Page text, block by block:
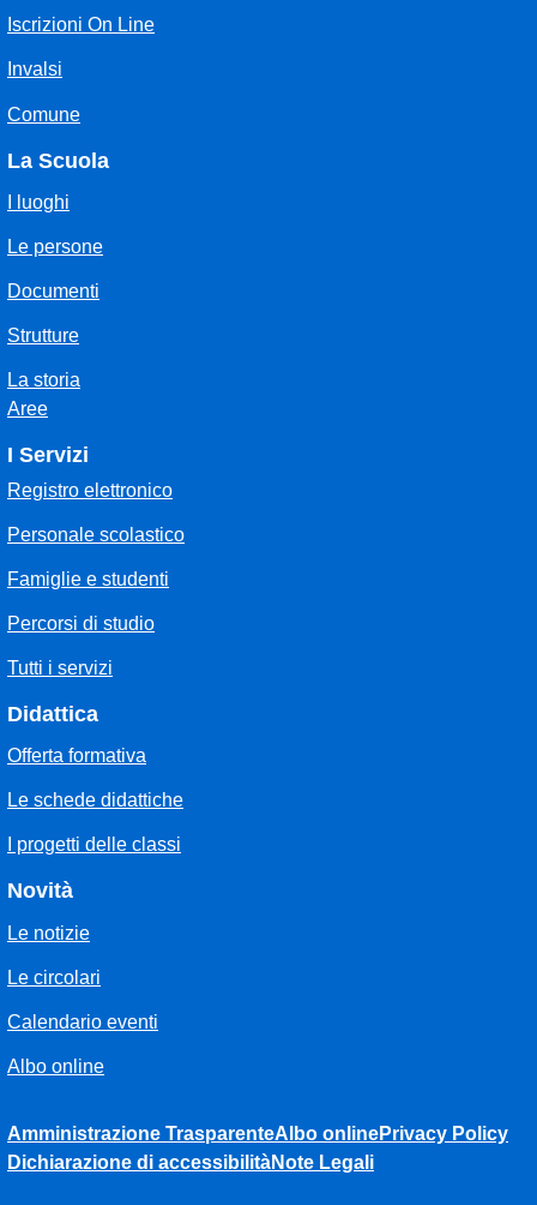
Iscrizioni On Line
Invalsi
Comune
La Scuola
I luoghi
Le persone
Documenti
Strutture
La storia
Aree
I Servizi
Registro elettronico
Personale scolastico
Famiglie e studenti
Percorsi di studio
Tutti i servizi
Didattica
Offerta formativa
Le schede didattiche
I progetti delle classi
Novità
Le notizie
Le circolari
Calendario eventi
Albo online
Amministrazione TrasparenteAlbo onlinePrivacy Policy
Dichiarazione di accessibilitàNote Legali